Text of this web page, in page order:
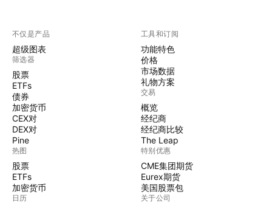
不仅是产品
超级图表
筛选器
股票
ETFs
债券
加密货币
CEX对
DEX对
Pine
热图
股票
ETFs
加密货币
日历
工具和订阅
功能特色
价格
市场数据
礼物方案
交易
概览
经纪商
经纪商比较
The Leap
特别优惠
CME集团期货
Eurex期货
美国股票包
关于公司